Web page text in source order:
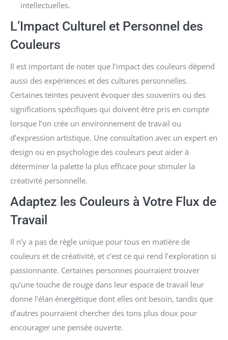
intellectuelles.
L’Impact Culturel et Personnel des
Couleurs
Il est important de noter que l’impact des couleurs dépend
aussi des expériences et des cultures personnelles.
Certaines teintes peuvent évoquer des souvenirs ou des
significations spécifiques qui doivent être pris en compte
lorsque l’on crée un environnement de travail ou
d’expression artistique. Une consultation avec un expert en
design ou en psychologie des couleurs peut aider à
déterminer la palette la plus efficace pour stimuler la
créativité personnelle.
Adaptez les Couleurs à Votre Flux de
Travail
Il n’y a pas de règle unique pour tous en matière de
couleurs et de créativité, et c’est ce qui rend l’exploration si
passionnante. Certaines personnes pourraient trouver
qu’une touche de rouge dans leur espace de travail leur
donne l’élan énergétique dont elles ont besoin, tandis que
d’autres pourraient chercher des tons plus doux pour
encourager une pensée ouverte.